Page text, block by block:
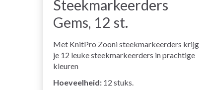
Steekmarkeerders
Gems, 12 st.
Met KnitPro Zooni steekmarkeerders krijg
je 12 leuke steekmarkeerders in prachtige
kleuren
Hoeveelheid: 12 stuks.